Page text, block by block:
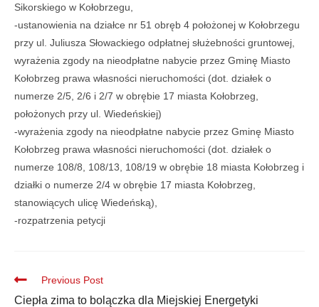
Sikorskiego w Kołobrzegu,
-ustanowienia na działce nr 51 obręb 4 położonej w Kołobrzegu
przy ul. Juliusza Słowackiego odpłatnej służebności gruntowej,
wyrażenia zgody na nieodpłatne nabycie przez Gminę Miasto
Kołobrzeg prawa własności nieruchomości (dot. działek o
numerze 2/5, 2/6 i 2/7 w obrębie 17 miasta Kołobrzeg,
położonych przy ul. Wiedeńskiej)
-wyrażenia zgody na nieodpłatne nabycie przez Gminę Miasto
Kołobrzeg prawa własności nieruchomości (dot. działek o
numerze 108/8, 108/13, 108/19 w obrębie 18 miasta Kołobrzeg i
działki o numerze 2/4 w obrębie 17 miasta Kołobrzeg,
stanowiących ulicę Wiedeńską),
-rozpatrzenia petycji
Previous Post
Ciepła zima to bolączka dla Miejskiej Energetyki